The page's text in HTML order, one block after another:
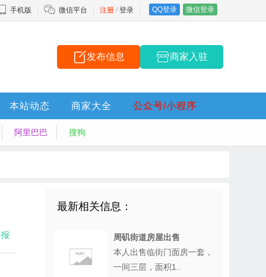
注册 / 登录 QQ登录 微信登录
手机版 微信平台
发布信息 商家入驻
本站动态 商家大全 公众号/小程序
阿里巴巴 搜狗
最新相关信息：
周矶街道房屋出售
本人出售临街门面房一套，
一间三层，面积1..